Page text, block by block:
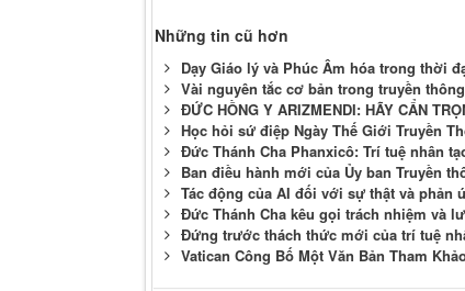
Những tin cũ hơn
Dạy Giáo lý và Phúc Âm hóa trong thời
Vài nguyên tắc cơ bản trong truyền
ĐỨC HỒNG Y ARIZMENDI: HÃY CẨN
Học hỏi sứ điệp Ngày Thế Giới Truyền
Đức Thánh Cha Phanxicô: Trí tuệ nhân
Ban điều hành mới của Ủy ban Truyền
Tác động của AI đối với sự thật và phản
Đức Thánh Cha kêu gọi trách nhiệm và
Đứng trước thách thức mới của trí tuệ
Vatican Công Bố Một Văn Bản Tham